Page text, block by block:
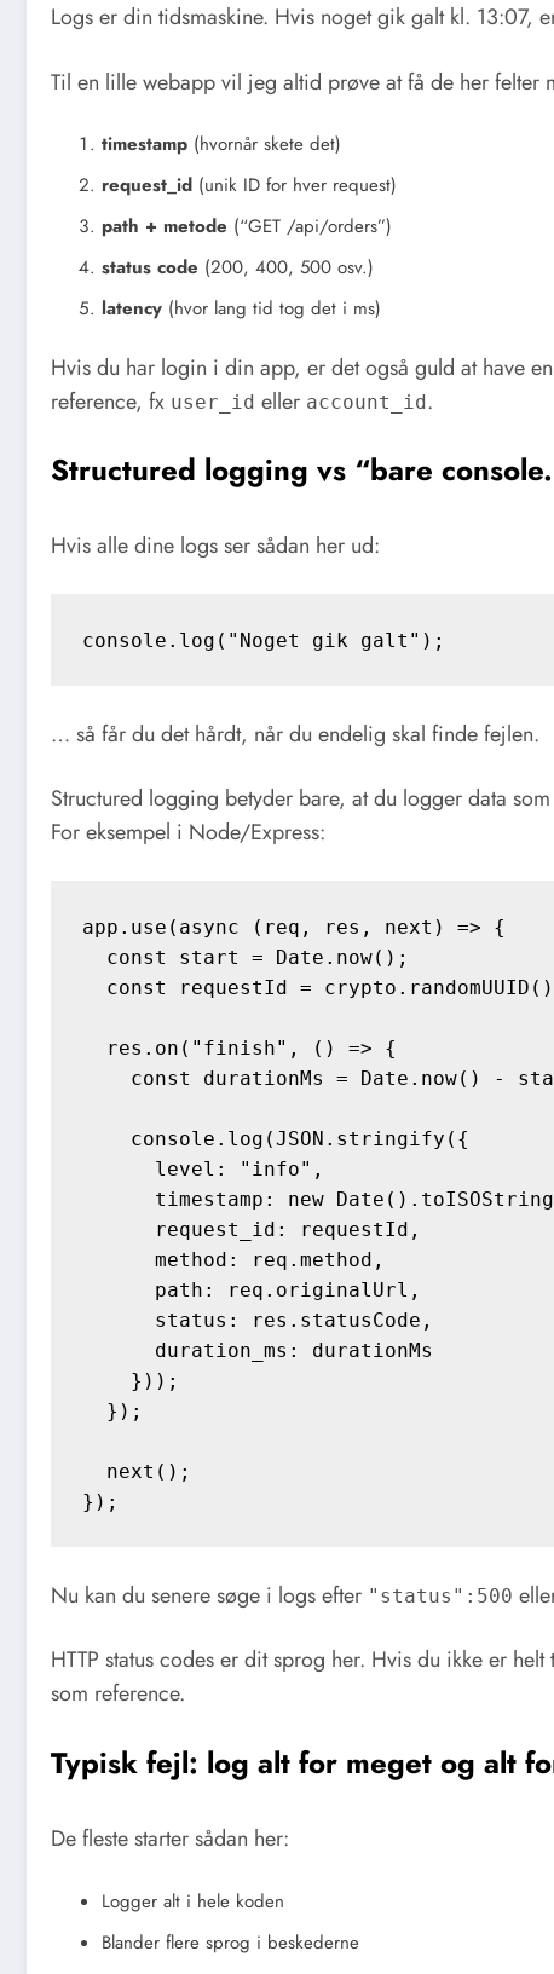
Logs er din tidsmaskine. Hvis noget gik galt kl. 13:07,
Til en lille webapp vil jeg altid prøve at få de her felter
timestamp (hvornår skete det)
request_id (unik ID for hver request)
path + metode (“GET /api/orders”)
status code (200, 400, 500 osv.)
latency (hvor lang tid tog det i ms)
Hvis du har login i din app, er det også guld at have
reference, fx user_id eller account_id.
Structured logging vs “bare
Hvis alle dine logs ser sådan her ud:
… så får du det hårdt, når du endelig skal finde fejlen.
Structured logging betyder bare, at du logger data
For eksempel i Node/Express:
app.use(async (req, res, next) => {
  const start = Date.now();
const requestId =
  res.on("finish", () => {
const durationMs = Date.now() -
    console.log(JSON.stringify({
      level: "info",
timestamp: new
      request_id: requestId,
      method: req.method,
      path: req.originalUrl,
      status: res.statusCode,
      duration_ms: durationMs
    }));
  });
  next();
Nu kan du senere søge i logs efter "status":500
HTTP status codes er dit sprog her. Hvis du ikke er
som reference.
Typisk fejl: log alt for meget og alt
De fleste starter sådan her:
Logger alt i hele koden
Blander flere sprog i beskederne